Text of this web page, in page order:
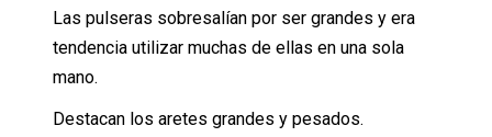
Las pulseras sobresalían por ser grandes y era
tendencia utilizar muchas de ellas en una sola
mano.
Destacan los aretes grandes y pesados.